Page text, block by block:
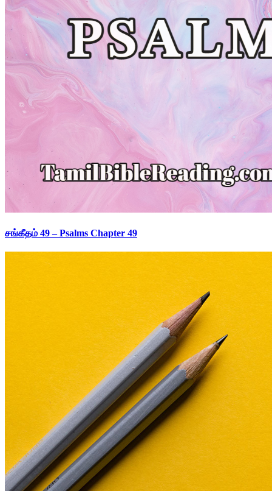
சங்கீதம் 49 – Psalms Chapter 49